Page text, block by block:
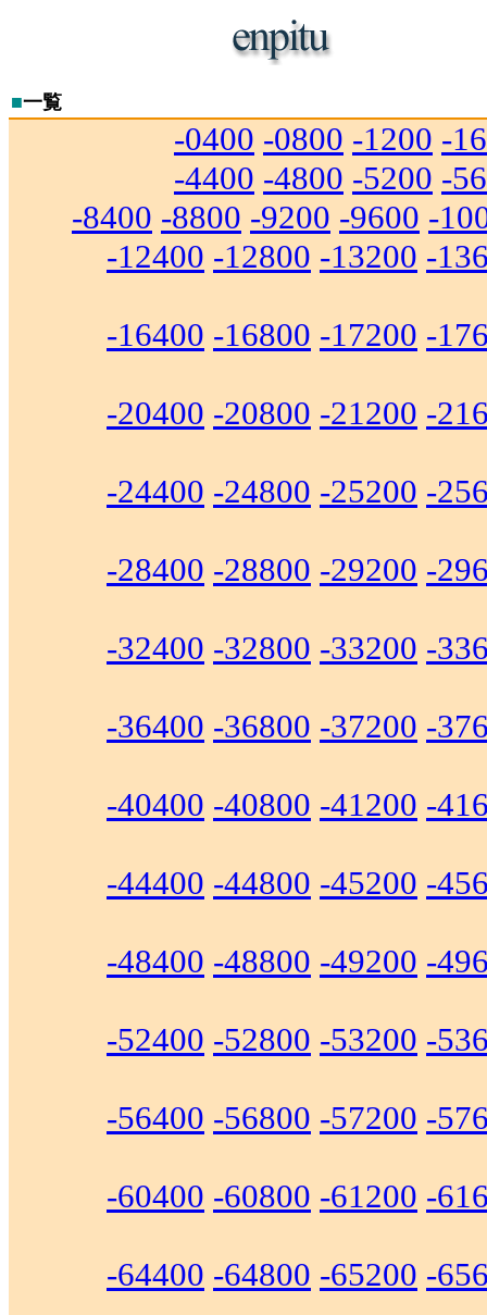
■一覧
-0400 -0800 -1200 -
-4400 -4800 -5200 -
-8400 -8800 -9200 -9600 -
-12400 -12800 -13200 -
-16400 -16800 -17200 -
-20400 -20800 -21200 -
-24400 -24800 -25200 -
-28400 -28800 -29200 -
-32400 -32800 -33200 -
-36400 -36800 -37200 -
-40400 -40800 -41200 -
-44400 -44800 -45200 -
-48400 -48800 -49200 -
-52400 -52800 -53200 -
-56400 -56800 -57200 -
-60400 -60800 -61200 -
-64400 -64800 -65200 -